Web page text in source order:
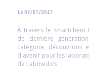
Le 07/07/2017
À travers le Smartchem
de dernière
catégorie, découvrons
d'avenir pour les
de Labmedics